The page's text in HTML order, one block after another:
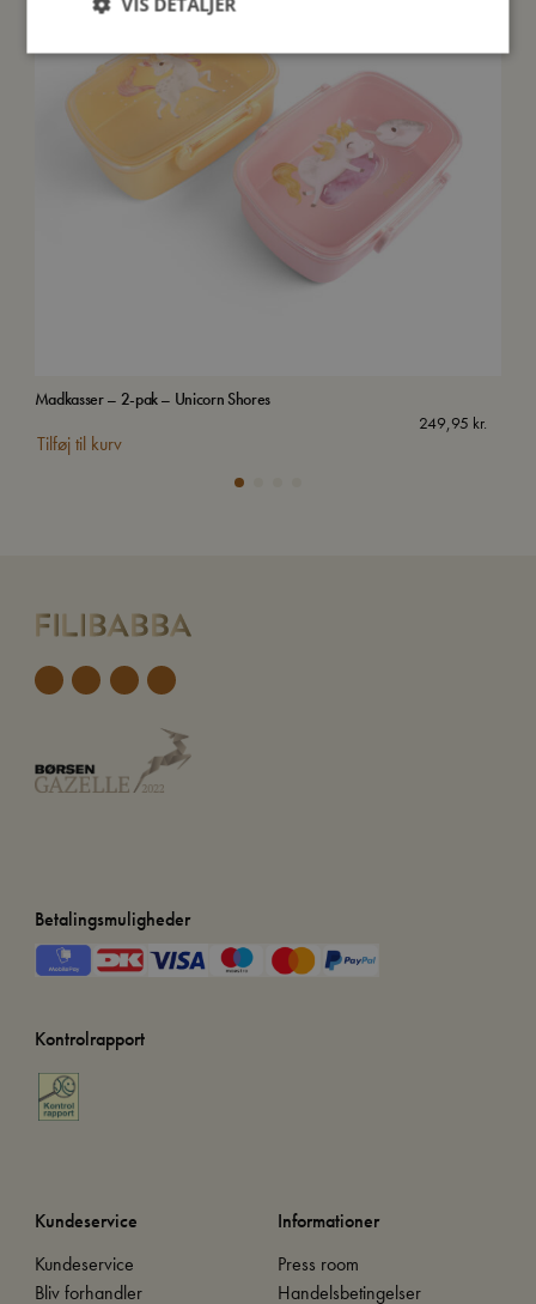
Madkasser – 2-pak – Unicorn Shores
249,95 kr.
Tilføj til kurv
Betalingsmuligheder
Kontrolrapport
Kundeservice
Kundeservice
Bliv forhandler
Informationer
Press room
Handelsbetingelser